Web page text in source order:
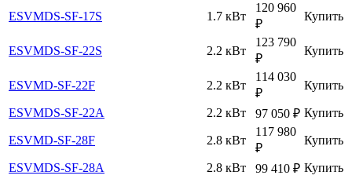
ESVMDS-SF-17S 1.7 кВт
120 960
₽
Купить
ESVMDS-SF-22S 2.2 кВт
123 790
₽
Купить
ESVMD-SF-22F 2.2 кВт
114 030
₽
Купить
ESVMDS-SF-22A 2.2 кВт 97 050 ₽ Купить
ESVMD-SF-28F 2.8 кВт
117 980
₽
Купить
ESVMDS-SF-28A 2.8 кВт 99 410 ₽ Купить